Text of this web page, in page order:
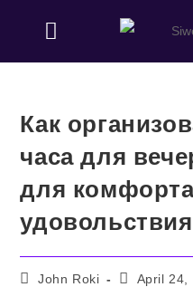
Как
часа для
для
удовольствия
John Roki April 24,